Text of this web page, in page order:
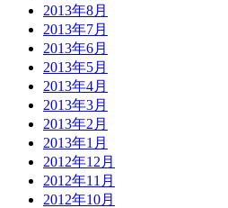
2013年8月
2013年7月
2013年6月
2013年5月
2013年4月
2013年3月
2013年2月
2013年1月
2012年12月
2012年11月
2012年10月